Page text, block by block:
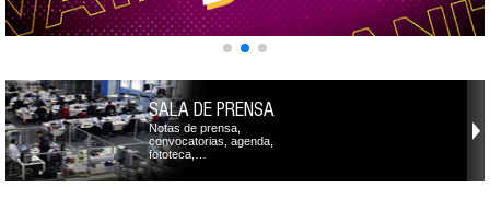
SALA DE PRENSA
Notas de prensa,
convocatorias, agenda,
fototeca,…